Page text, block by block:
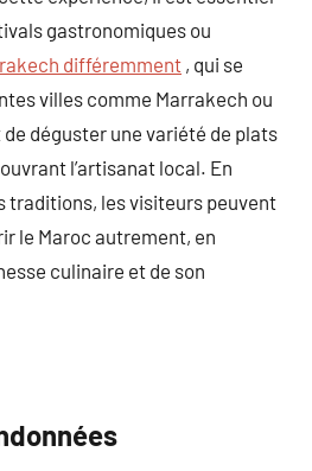
gastronomiques ou
différemment , qui se
villes comme Marrakech ou
déguster une variété de plats
l’artisanat local. En
traditions, les visiteurs peuvent
le Maroc autrement, en
culinaire et de son